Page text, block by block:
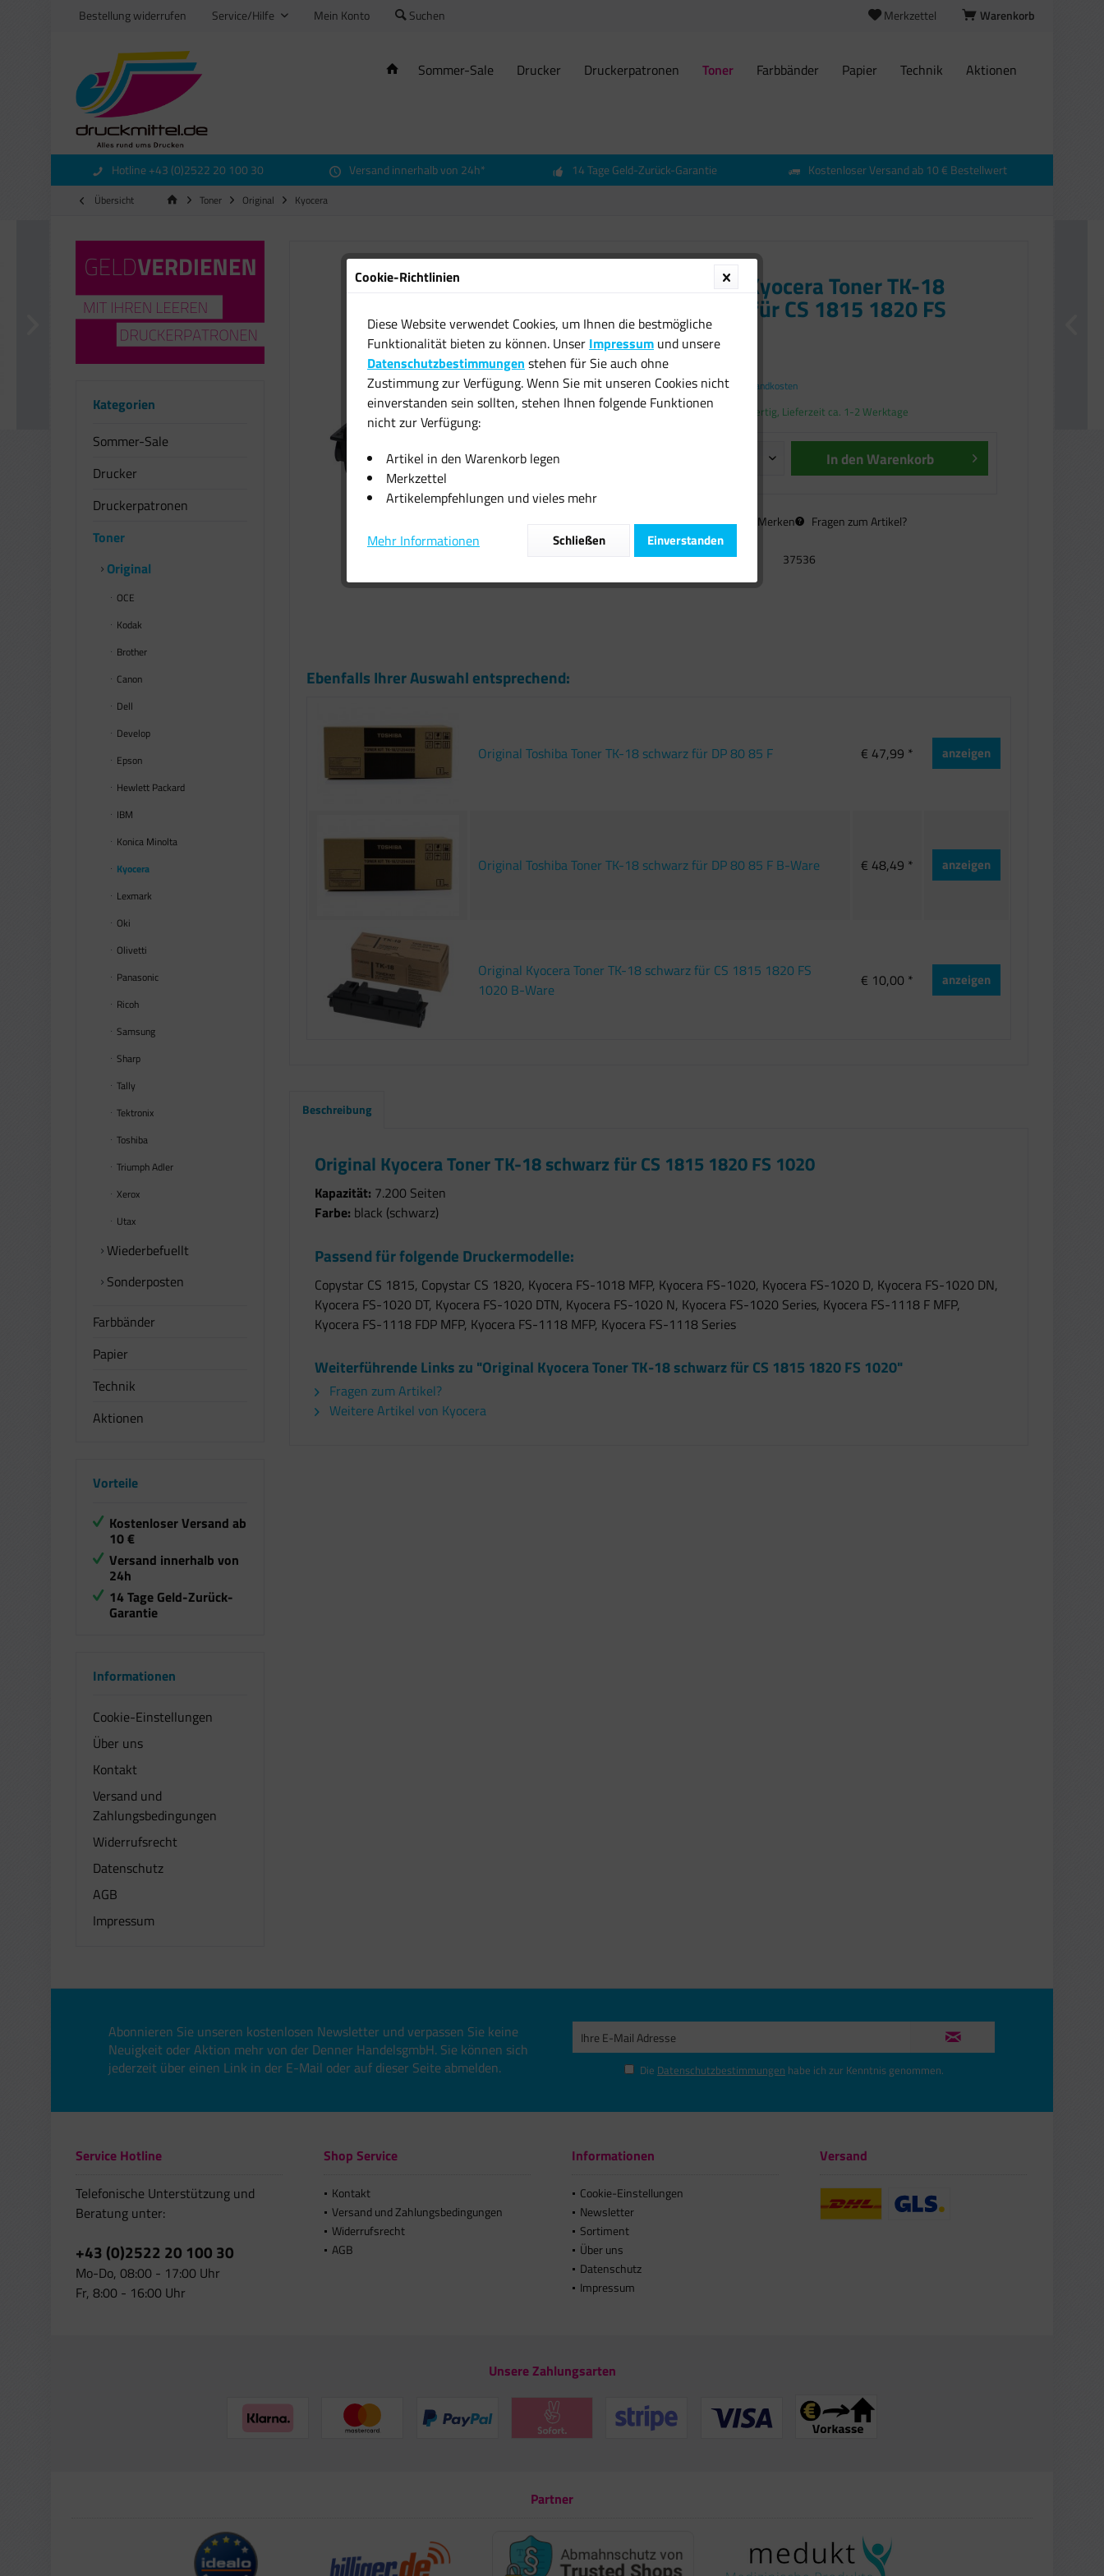
Warenkorb
Merkzettel
Bestellung widerrufen Service/Hilfe Mein Konto Suchen
Sommer-Sale Drucker Druckerpatronen Toner Farbbänder Papier Technik Aktionen
Hotline +43 (0)2522 20 100 30 Versand innerhalb von 24h* 14 Tage Geld-Zurück-Garantie Kostenloser Versand ab 10 € Bestellwert
Übersicht Toner Original Kyocera
Kategorien
Sommer-Sale
Drucker
Druckerpatronen
Toner
Original
OCE
Kodak
Brother
Canon
Dell
Develop
Epson
Hewlett Packard
IBM
Konica Minolta
Kyocera
Lexmark
Oki
Olivetti
Panasonic
Ricoh
Samsung
Sharp
Tally
Tektronix
Toshiba
Triumph Adler
Xerox
Utax
Wiederbefuellt
Sonderposten
Farbbänder
Papier
Technik
Aktionen
Vorteile
Kostenloser Versand ab
10 €
Versand innerhalb von
24h
14 Tage Geld-Zurück-
Garantie
Informationen
Cookie-Einstellungen
Über uns
Kontakt
Versand und
Zahlungsbedingungen
Widerrufsrecht
Datenschutz
AGB
Impressum
Original Kyocera Toner TK-18
schwarz für CS 1815 1820 FS
1020
10,00 € *
inkl. MwSt.zzgl. Versandkosten
Sofort versandfertig, Lieferzeit ca. 1-2 Werktage
In denWarenkorb
Vergleichen Merken Fragen zum Artikel?
Artikel-Nr.: 37536
Ebenfalls Ihrer Auswahl entsprechend:
Original Toshiba Toner TK-18 schwarz für DP 80 85 F € 47,99 * anzeigen
Original Toshiba Toner TK-18 schwarz für DP 80 85 F B-Ware € 48,49 * anzeigen
Original Kyocera Toner TK-18 schwarz für CS 1815 1820 FS
1020 B-Ware
€ 10,00 * anzeigen
Beschreibung
Original Kyocera Toner TK-18 schwarz für CS 1815 1820 FS 1020
Kapazität: 7.200 Seiten
Farbe: black (schwarz)
Passend für folgende Druckermodelle:
Copystar CS 1815, Copystar CS 1820, Kyocera FS-1018 MFP, Kyocera FS-1020, Kyocera FS-1020 D, Kyocera FS-1020 DN,
Kyocera FS-1020 DT, Kyocera FS-1020 DTN, Kyocera FS-1020 N, Kyocera FS-1020 Series, Kyocera FS-1118 F MFP,
Kyocera FS-1118 FDP MFP, Kyocera FS-1118 MFP, Kyocera FS-1118 Series
Weiterführende Links zu "Original Kyocera Toner TK-18 schwarz für CS 1815 1820 FS 1020"
Fragen zum Artikel?
Weitere Artikel von Kyocera
Abonnieren Sie unseren kostenlosen Newsletter und verpassen Sie keine
Neuigkeit oder Aktion mehr von der Denner HandelsgmbH. Sie können sich
jederzeit über einen Link in der E-Mail oder auf dieser Seite abmelden.
Die Datenschutzbestimmungen habe ich zur Kenntnis genommen.
Service Hotline
Telefonische Unterstützung und
Beratung unter:
+43 (0)2522 20 100 30
Mo-Do, 08:00 - 17:00 Uhr
Fr, 8:00 - 16:00 Uhr
Shop Service
Kontakt
Versand und Zahlungsbedingungen
Widerrufsrecht
AGB
Informationen
Cookie-Einstellungen
Newsletter
Sortiment
Über uns
Datenschutz
Impressum
Versand
Unsere Zahlungsarten
Partner
Cookie-Richtlinien
Diese Website verwendet Cookies, um Ihnen die bestmögliche
Funktionalität bieten zu können. Unser Impressum und unsere
Datenschutzbestimmungen stehen für Sie auch ohne
Zustimmung zur Verfügung. Wenn Sie mit unseren Cookies nicht
einverstanden sein sollten, stehen Ihnen folgende Funktionen
nicht zur Verfügung:
Artikel in den Warenkorb legen
Merkzettel
Artikelempfehlungen und vieles mehr
Mehr Informationen Einverstanden
Schließen